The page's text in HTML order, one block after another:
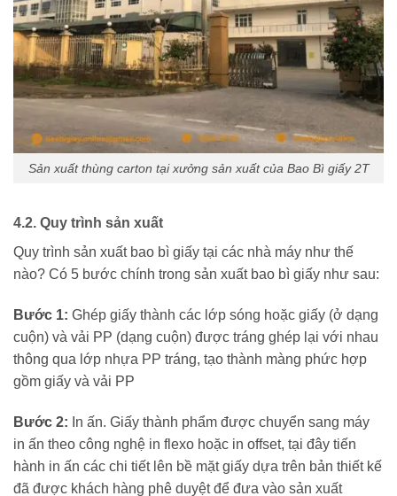
Sản xuất thùng carton tại xưởng sản xuất của Bao Bì giấy 2T
4.2. Quy trình sản xuất
Quy trình sản xuất bao bì giấy tại các nhà máy như thế
nào? Có 5 bước chính trong sản xuất bao bì giấy như sau:
Bước 1: Ghép giấy thành các lớp sóng hoặc giấy (ở dạng
cuộn) và vải PP (dạng cuộn) được tráng ghép lại với nhau
thông qua lớp nhựa PP tráng, tạo thành màng phức hợp
gồm giấy và vải PP
Bước 2: In ấn. Giấy thành phẩm được chuyển sang máy
in ấn theo công nghệ in flexo hoặc in offset, tại đây tiến
hành in ấn các chi tiết lên bề mặt giấy dựa trên bản thiết kế
đã được khách hàng phê duyệt để đưa vào sản xuất